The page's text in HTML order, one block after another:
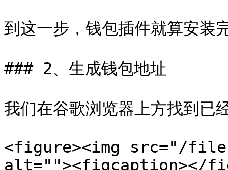
到这一步，钱包插件就算安装
### 2、生成钱包地址
我们在谷歌浏览器上方找到已
<figure><img src="/files/
alt=""><figcaption></